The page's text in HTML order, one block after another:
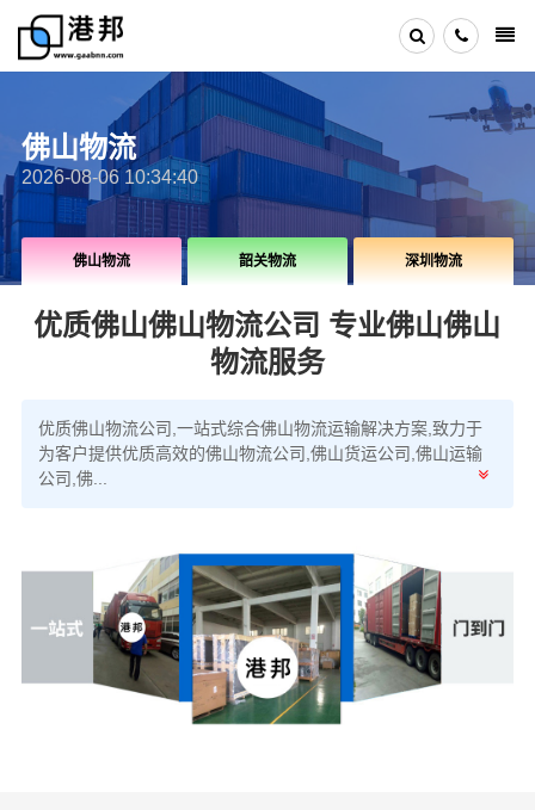
佛山物流
2026-08-06 10:34:40
佛山物流 韶关物流 深圳物流
优质佛山佛山物流公司 专业佛山佛山
物流服务
优质佛山物流公司,一站式综合佛山物流运输解决方案,致力于
为客户提供优质高效的佛山物流公司,佛山货运公司,佛山运输
公司,佛...